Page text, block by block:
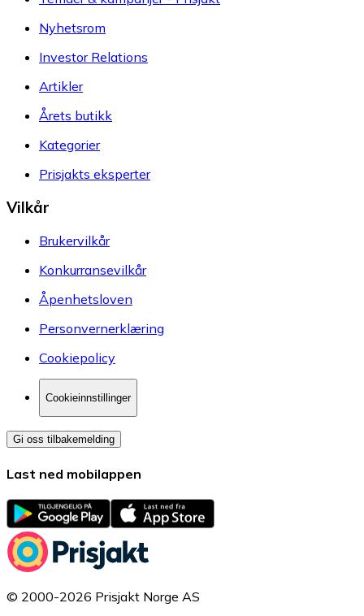
Nyhetsrom
Investor Relations
Artikler
Årets butikk
Kategorier
Prisjakts eksperter
Vilkår
Brukervilkår
Konkurransevilkår
Åpenhetsloven
Personvernerklæring
Cookiepolicy
Cookieinnstillinger
Gi oss tilbakemelding
Last ned mobilappen
© 2000-2026 Prisjakt Norge AS